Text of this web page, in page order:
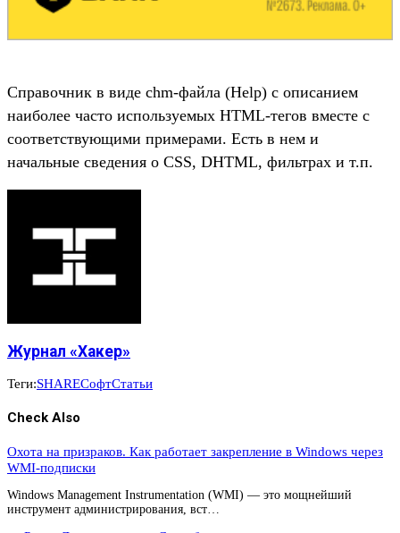
Справочник в виде chm-файла (Help) с описанием
наиболее часто используемых HTML-тегов вместе с
соответствующими примерами. Есть в нем и
начальные сведения о CSS, DHTML, фильтрах и т.п.
Журнал «Хакер»
Теги:SHAREСофтСтатьи
Check Also
Охота на призраков. Как работает закрепление в Windows через
WMI-подписки
Windows Management Instrumentation (WMI) — это мощнейший
инструмент администрирования, вст…